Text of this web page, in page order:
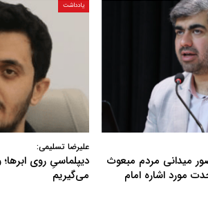
میدانی مردم مبعوث
مورد اشاره امام
یادداشت
علیرضا تسلیمی:
دیپلماسیِ روی
می‌گیریم